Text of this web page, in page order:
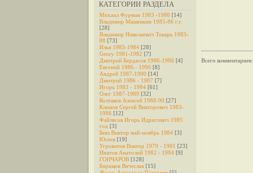
КАТЕГОРИИ РАЗДЕЛА
Михаил Фурман 1983 -1988 [14]
Владимир Машенкин 1985-86 г.г.
[28]
Владимир Николаевич Токарь 1983-
88 [73]
Илья 1983-1984 [28]
Genry 1981-1982 [7]
Дмитрий Бердасов 1986-1986 [4]
Евгений 1986 - 1990 [8]
Андрей 1987-1990 [14]
Дмитрий 1986 - 1987 [7]
Игорь 1983 - 1984 [61]
Олег 1987-1989 [32]
Колтаков Алексей 1988-90 [27]
Климов Сергей Викторович 1983-
1986 [12]
Файлясов Игорь Идрисович 1985
год [3]
Бевз Виктор май-ноябрь 1984 [3]
Юсеев [19]
Угроватов Виктор 1979 - 1981 [23]
Ипатов Анатолий 1982 - 1984 [9]
ГОНЧАРОВ [128]
Бирюков Вячеслав [15]
Всего комментариев: